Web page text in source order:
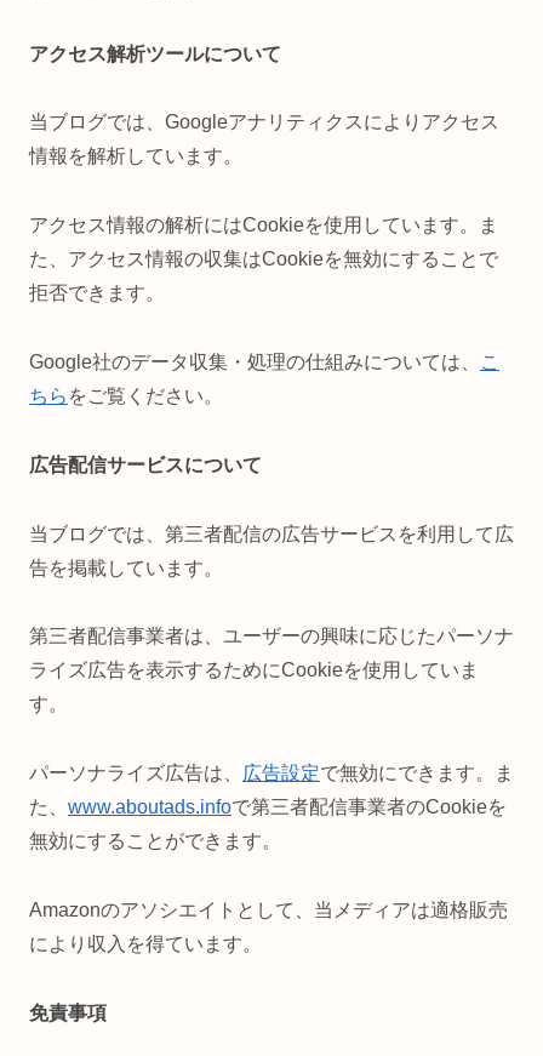
アクセス解析ツールについて
当ブログでは、Googleアナリティクスによりアクセス
情報を解析しています。
アクセス情報の解析にはCookieを使用しています。ま
た、アクセス情報の収集はCookieを無効にすることで
拒否できます。
Google社のデータ収集・処理の仕組みについては、
こ
ちら をご覧ください。
広告配信サービスについて
当ブログでは、第三者配信の広告サービスを利用して広
告を掲載しています。
第三者配信事業者は、ユーザーの興味に応じたパーソナ
ライズ広告を表示するためにCookieを使用していま
す。
パーソナライズ広告は、 広告設定で無効にできます。ま
た、 www.aboutads.infoで第三者配信事業者のCookieを
無効にすることができます。
Amazonのアソシエイトとして、当メディアは適格販売
により収入を得ています。
免責事項